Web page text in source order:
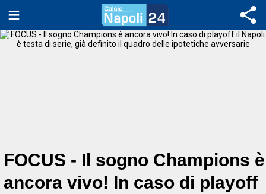
FOCUS - Il sogno Champions è
ancora vivo! In caso di playoff